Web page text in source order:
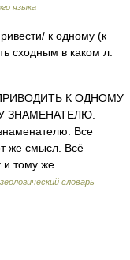
языка
к одному (к
сходным в каком л.
К ОДНОМУ
ЗНАМЕНАТЕЛЮ.
Все
же смысл. Всё
и тому же
словарь